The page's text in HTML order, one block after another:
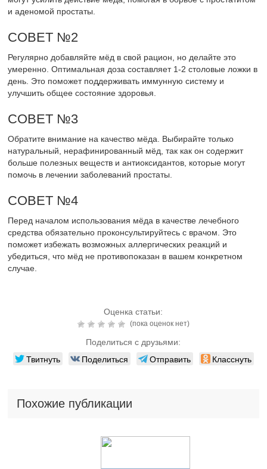
и аденомой простаты.
СОВЕТ №2
Регулярно добавляйте мёд в свой рацион, но делайте это
умеренно. Оптимальная доза составляет 1-2 столовые ложки в
день. Это поможет поддерживать иммунную систему и
улучшить общее состояние здоровья.
СОВЕТ №3
Обратите внимание на качество мёда. Выбирайте только
натуральный, нерафинированный мёд, так как он содержит
больше полезных веществ и антиоксидантов, которые могут
помочь в лечении заболеваний простаты.
СОВЕТ №4
Перед началом использования мёда в качестве лечебного
средства обязательно проконсультируйтесь с врачом. Это
поможет избежать возможных аллергических реакций и
убедиться, что мёд не противопоказан в вашем конкретном
случае.
Оценка статьи:
(пока оценок нет)
Поделиться с друзьями:
Твитнуть Поделиться Отправить Класснуть
Похожие публикации